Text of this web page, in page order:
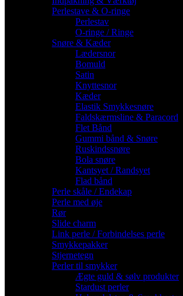
Perlestave & O-ringe
Perlestav
O-ringe / Ringe
Snøre & Kæder
Lædersnor
Bomuld
Satin
Knyttesnor
Kæder
Elastik Smykkesnøre
Faldskærmsline & Paracord
Flet Bånd
Gummi bånd & Snøre
Ruskindssnøre
Bola snøre
Kantsyet / Randsyet
Flad bånd
Perle skåle / Endekap
Perle med øje
Rør
Slide charm
Link perle / Forbindelses perle
Smykkepakker
Stjernetegn
Perler til smykker
Ægte guld & sølv produkter
Stardust perler